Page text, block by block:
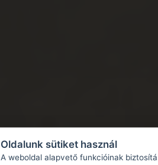
Oldalunk sütiket használ
A weboldal alapvető funkcióinak